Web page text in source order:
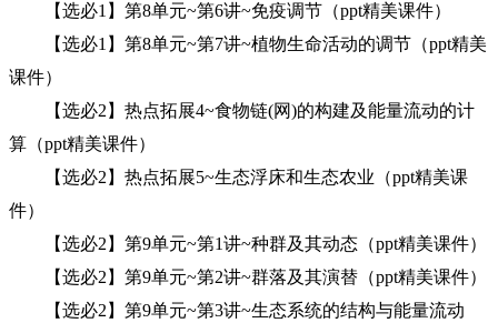
【选必1】第8单元~第6讲~免疫调节（ppt精美课件）
【选必1】第8单元~第7讲~植物生命活动的调节（ppt精美
课件）
【选必2】热点拓展4~食物链(网)的构建及能量流动的计
算（ppt精美课件）
【选必2】热点拓展5~生态浮床和生态农业（ppt精美课
件）
【选必2】第9单元~第1讲~种群及其动态（ppt精美课件）
【选必2】第9单元~第2讲~群落及其演替（ppt精美课件）
【选必2】第9单元~第3讲~生态系统的结构与能量流动